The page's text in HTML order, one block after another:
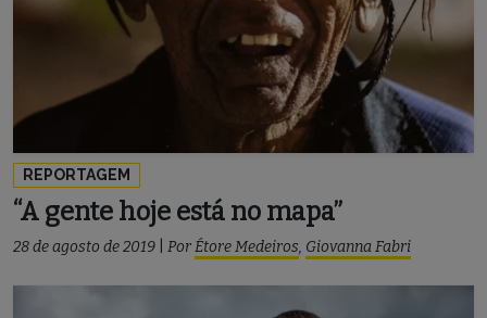
REPORTAGEM
“A gente hoje está no mapa”
28 de agosto de 2019 PorÉtore Medeiros, Giovanna Fabri